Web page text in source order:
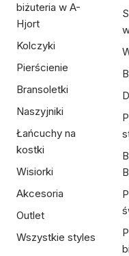
biżuteria w A-
Hjort
Kolczyki
Pierścienie
Bransoletki
Naszyjniki
Łańcuchy na
kostki
Wisiorki
Akcesoria
Outlet
Wszystkie styles